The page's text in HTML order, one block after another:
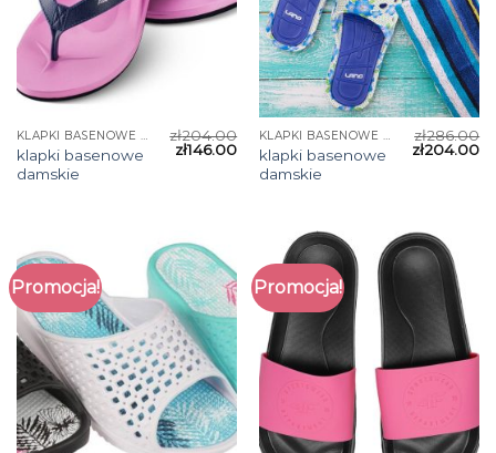
KLAPKI BASENOWE DAMSKIE
klapki basenowe
damskie
zł204.00
zł146.00
KLAPKI BASENOWE DAMSKIE
klapki basenowe
damskie
zł286.00
zł204.00
Promocja! Promocja!